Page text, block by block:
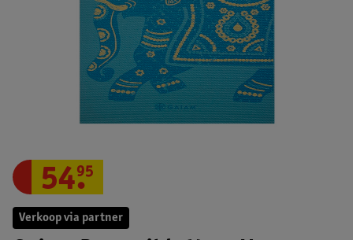
Verkoop via partner
54.
95